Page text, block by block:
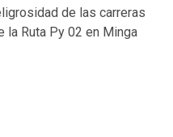
de las carreras
la Ruta Py 02 en Minga